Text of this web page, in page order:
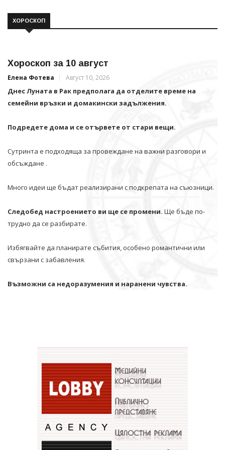
ХОРОСКОП
Хороскоп за 10 август
Елена Фотева Август 10, 2026
Днес Луната в Рак предполага да отделите време на
семейни връзки и домакински задължения.
Подредете дома и се отървете от стари вещи.
Сутринта е подходяща за провеждане на важни разговори и
обсъждане .
Много идеи ще бъдат реализирани с подкрепата на съюзници.
Следобед настроението ви ще се промени. Ще бъде по-
трудно да се разбирате.
Избягвайте да планирате събития, особено романтични или
свързани с забавления.
Възможни са недоразумения и наранени чувства.